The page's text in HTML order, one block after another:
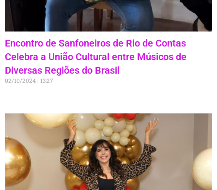
Encontro de Sanfoneiros de Rio de Contas
Celebra a União Cultural entre Músicos de
Diversas Regiões do Brasil
02/10/2024 13:27